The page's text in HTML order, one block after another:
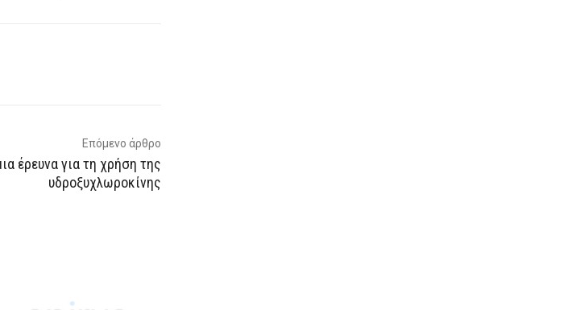
Επόμενο άρθρο
έρευνα για τη χρήση της
υδροξυχλωροκίνης